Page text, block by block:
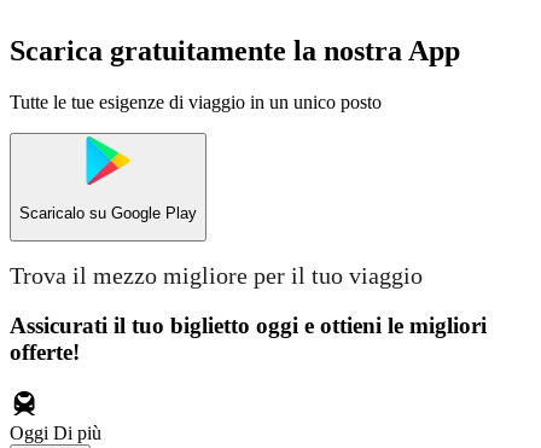
Scarica gratuitamente la nostra App
Tutte le tue esigenze di viaggio in un unico posto
Scaricalo su Google Play
Trova il mezzo migliore per il tuo viaggio
Assicurati il ​​tuo biglietto oggi e ottieni le migliori
offerte!
Oggi Di più